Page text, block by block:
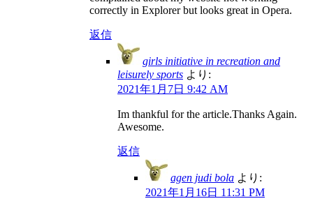
correctly in Explorer but looks great in Opera.
返信
girls initiative in recreation and
leisurely sports より:
2021年1月7日 9:42 AM
Im thankful for the article.Thanks Again.
Awesome.
返信
agen judi bola より:
2021年1月16日 11:31 PM